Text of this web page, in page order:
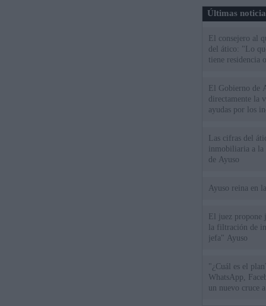
Últimas
El consejero al
del ático: "Lo
tiene residencia
El Gobierno de
directamente la
ayudas por los
Las cifras del
inmobiliaria a la
de Ayuso
Ayuso reina en
El juez propone
la filtración de
jefa" Ayuso
"¿Cuál es el
WhatsApp,
un nuevo cruce